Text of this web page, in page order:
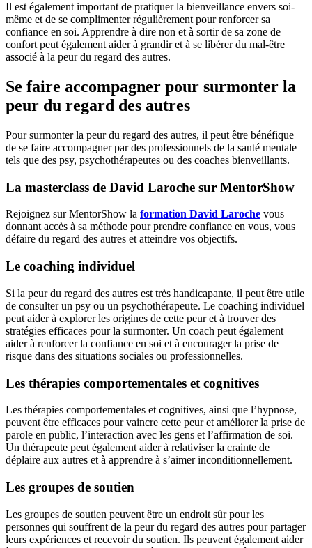
Il est également important de pratiquer la bienveillance envers soi-
même et de se complimenter régulièrement pour renforcer sa
confiance en soi. Apprendre à dire non et à sortir de sa zone de
confort peut également aider à grandir et à se libérer du mal-être
associé à la peur du regard des autres.
Se faire accompagner pour surmonter la
peur du regard des autres
Pour surmonter la peur du regard des autres, il peut être bénéfique
de se faire accompagner par des professionnels de la santé mentale
tels que des psy, psychothérapeutes ou des coaches bienveillants.
La masterclass de David Laroche sur MentorShow
Rejoignez sur MentorShow la formation David Laroche vous
donnant accès à sa méthode pour prendre confiance en vous, vous
défaire du regard des autres et atteindre vos objectifs.
Le coaching individuel
Si la peur du regard des autres est très handicapante, il peut être utile
de consulter un psy ou un psychothérapeute. Le coaching individuel
peut aider à explorer les origines de cette peur et à trouver des
stratégies efficaces pour la surmonter. Un coach peut également
aider à renforcer la confiance en soi et à encourager la prise de
risque dans des situations sociales ou professionnelles.
Les thérapies comportementales et cognitives
Les thérapies comportementales et cognitives, ainsi que l’hypnose,
peuvent être efficaces pour vaincre cette peur et améliorer la prise de
parole en public, l’interaction avec les gens et l’affirmation de soi.
Un thérapeute peut également aider à relativiser la crainte de
déplaire aux autres et à apprendre à s’aimer inconditionnellement.
Les groupes de soutien
Les groupes de soutien peuvent être un endroit sûr pour les
personnes qui souffrent de la peur du regard des autres pour partager
leurs expériences et recevoir du soutien. Ils peuvent également aider